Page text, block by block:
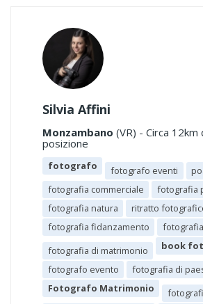
Silvia Affini
Monzambano (VR) - Circa 12km
posizione
fotografo fotografo eventi
fotografia commerciale
fotografia
fotografia natura
ritratto
fotografia fidanzamento
fotografia di matrimonio
book
fotografo evento
fotografia di
Fotografo Matrimonio